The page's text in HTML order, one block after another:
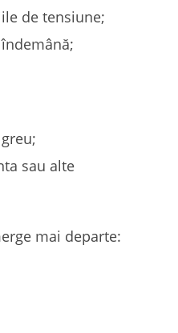
de tensiune;
sau alte
mai departe: